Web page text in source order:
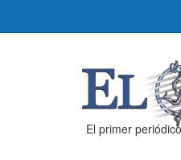
El primer